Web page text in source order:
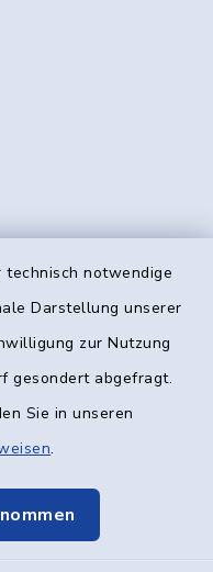
notwendige
Darstellung unserer
zur Nutzung
gesondert abgefragt.
Sie in unseren
.